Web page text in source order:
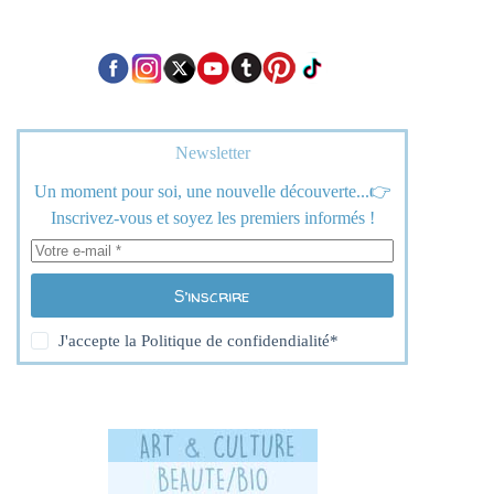
Newsletter
Un moment pour soi, une nouvelle découverte...👉
Inscrivez-vous et soyez les premiers informés !
S’inscrire
J'accepte laPolitique de confidendialité*